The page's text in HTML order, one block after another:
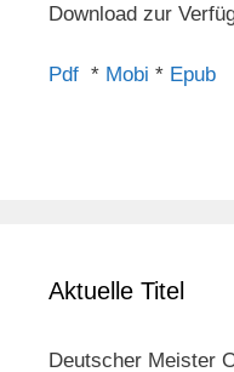
Download zur
Pdf * Mobi * Epub
Aktuelle Titel
Deutscher Meister